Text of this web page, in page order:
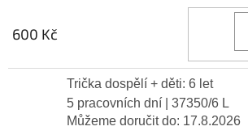
600 Kč
Trička dospělí + děti: 6 let
5 pracovních dní
| 37350/6 L
Můžeme doručit do: 17.8.2026